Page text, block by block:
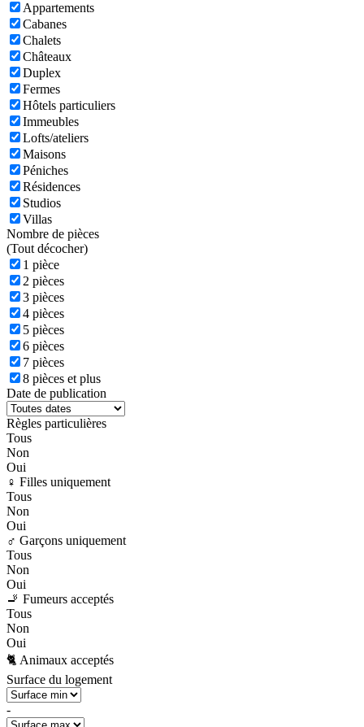
Appartements
Cabanes
Chalets
Châteaux
Duplex
Fermes
Hôtels particuliers
Immeubles
Lofts/ateliers
Maisons
Péniches
Résidences
Studios
Villas
Nombre de pièces
(Tout décocher)
1 pièce
2 pièces
3 pièces
4 pièces
5 pièces
6 pièces
7 pièces
8 pièces et plus
Date de publication
Règles particulières
Tous
Non
Oui
♀️ Filles uniquement
Tous
Non
Oui
♂️ Garçons uniquement
Tous
Non
Oui
🚬 Fumeurs acceptés
Tous
Non
Oui
🐈 Animaux acceptés
Surface du logement
-